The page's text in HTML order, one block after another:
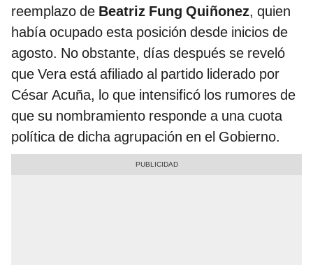
reemplazo de Beatriz Fung Quiñonez, quien
había ocupado esta posición desde inicios de
agosto. No obstante, días después se reveló
que Vera está afiliado al partido liderado por
César Acuña, lo que intensificó los rumores de
que su nombramiento responde a una cuota
política de dicha agrupación en el Gobierno.